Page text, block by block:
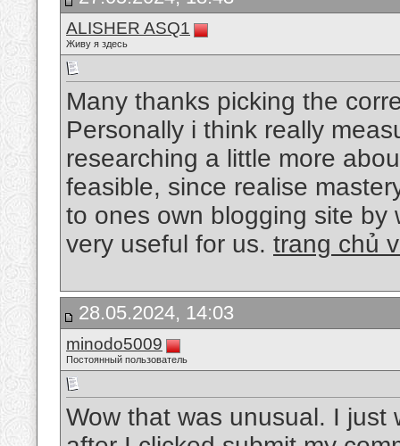
ALISHER ASQ1
Живу я здесь
Many thanks picking the
Personally i think really
researching a little more
feasible, since realise
to ones own blogging site by
very useful for us. trang chủ
28.05.2024, 14:03
minodo5009
Постоянный пользователь
Wow that was unusual. I just